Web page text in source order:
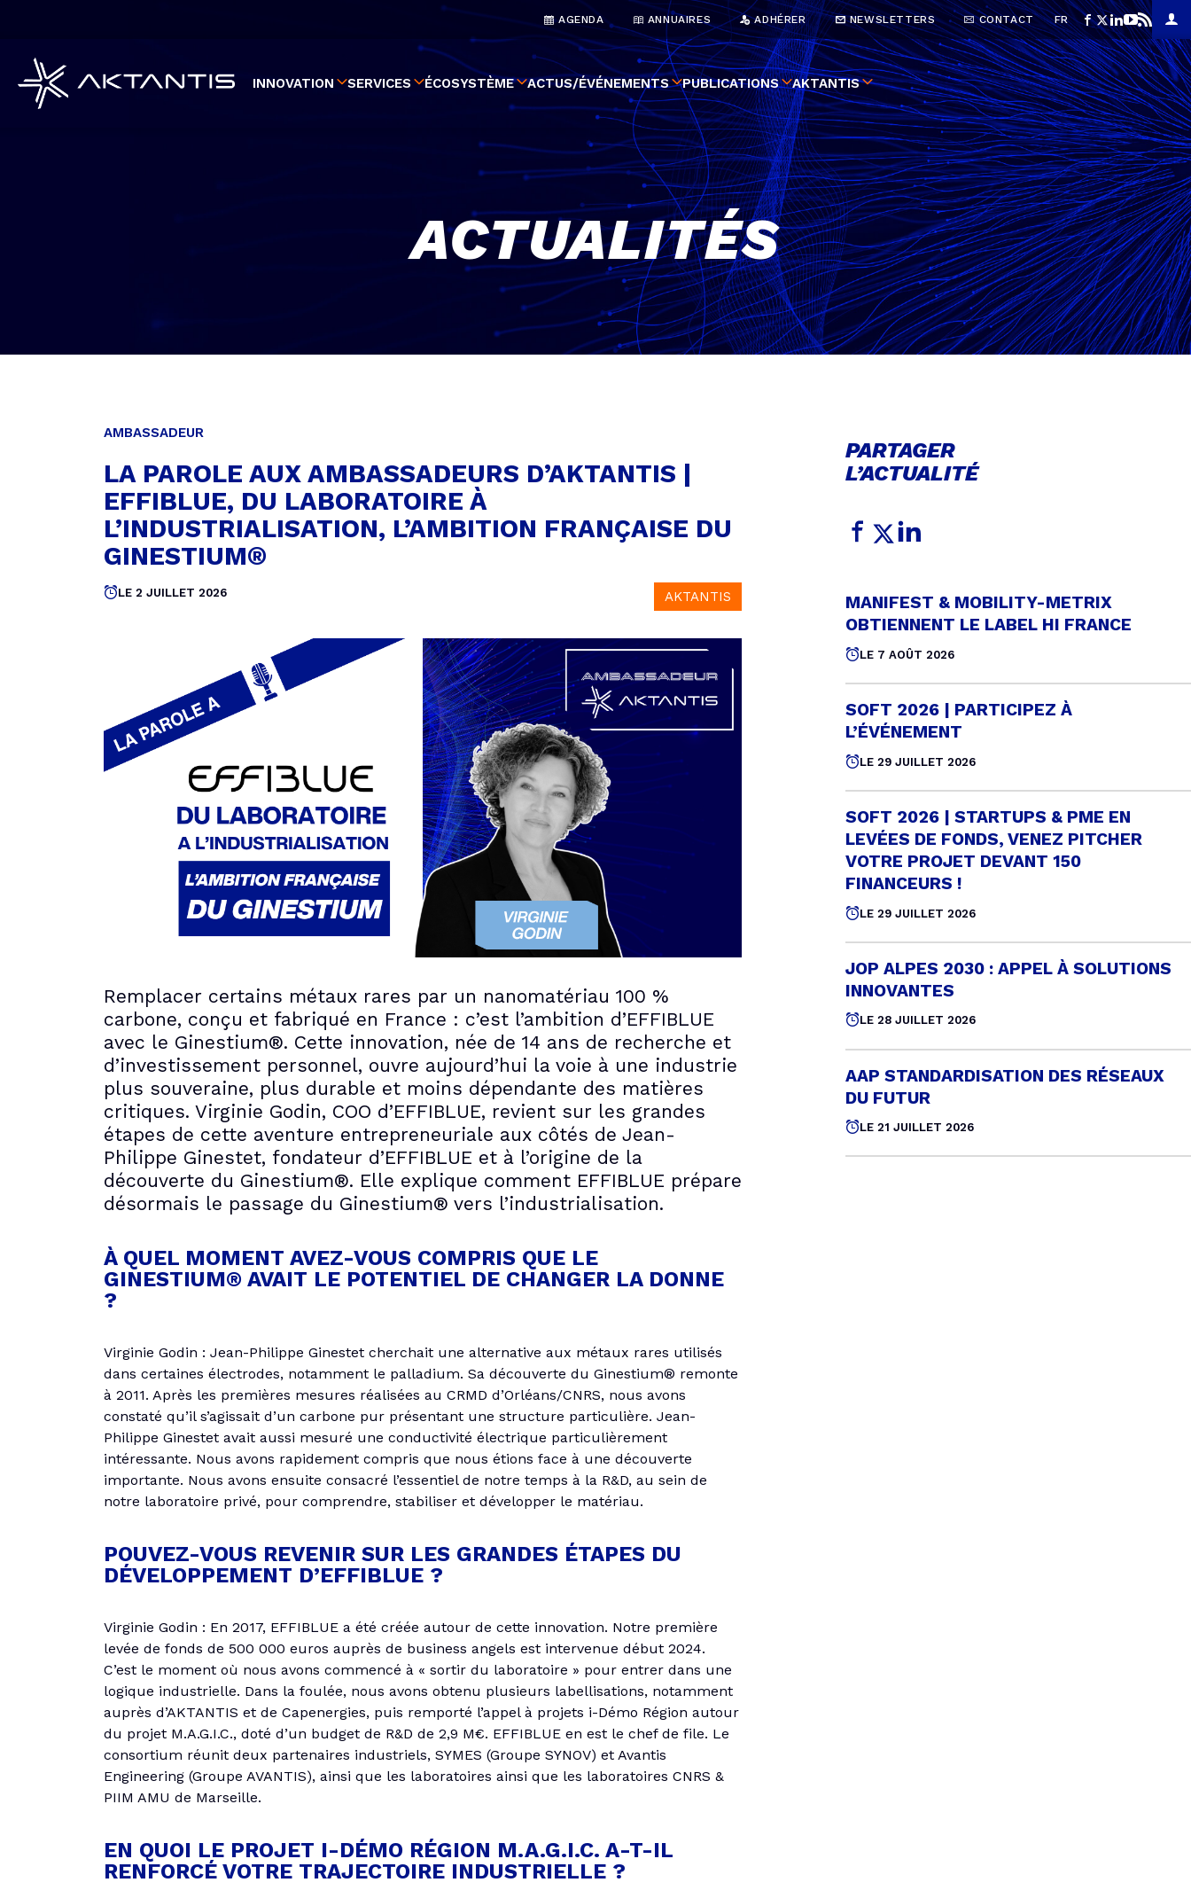
principal
AGENDA ANNUAIRES ADHÉRER NEWSLETTERS CONTACT FR
INNOVATION SERVICES ÉCOSYSTÈME ACTUS/ÉVÉNEMENTS PUBLICATIONS AKTANTIS
ACTUALITÉS
AMBASSADEUR
LA PAROLE AUX AMBASSADEURS D’AKTANTIS |
EFFIBLUE, DU LABORATOIRE À
L’INDUSTRIALISATION, L’AMBITION FRANÇAISE DU
GINESTIUM®
Publié
LE 2 JUILLET 2026 AKTANTIS
Remplacer certains métaux rares par un nanomatériau 100 %
carbone, conçu et fabriqué en France : c’est l’ambition d’EFFIBLUE
avec le Ginestium®. Cette innovation, née de 14 ans de recherche et
d’investissement personnel, ouvre aujourd’hui la voie à une industrie
plus souveraine, plus durable et moins dépendante des matières
critiques. Virginie Godin, COO d’EFFIBLUE, revient sur les grandes
étapes de cette aventure entrepreneuriale aux côtés de Jean-
Philippe Ginestet, fondateur d’EFFIBLUE et à l’origine de la
découverte du Ginestium®. Elle explique comment EFFIBLUE prépare
désormais le passage du Ginestium® vers l’industrialisation.
À QUEL MOMENT AVEZ-VOUS COMPRIS QUE LE
GINESTIUM® AVAIT LE POTENTIEL DE CHANGER LA DONNE
?
Virginie Godin : Jean-Philippe Ginestet cherchait une alternative aux métaux rares utilisés
dans certaines électrodes, notamment le palladium. Sa découverte du Ginestium® remonte
à 2011. Après les premières mesures réalisées au CRMD d’Orléans/CNRS, nous avons
constaté qu’il s’agissait d’un carbone pur présentant une structure particulière. Jean-
Philippe Ginestet avait aussi mesuré une conductivité électrique particulièrement
intéressante. Nous avons rapidement compris que nous étions face à une découverte
importante. Nous avons ensuite consacré l’essentiel de notre temps à la R&D, au sein de
notre laboratoire privé, pour comprendre, stabiliser et développer le matériau.
POUVEZ-VOUS REVENIR SUR LES GRANDES ÉTAPES DU
DÉVELOPPEMENT D’EFFIBLUE ?
Virginie Godin : En 2017, EFFIBLUE a été créée autour de cette innovation. Notre première
levée de fonds de 500 000 euros auprès de business angels est intervenue début 2024.
C’est le moment où nous avons commencé à « sortir du laboratoire » pour entrer dans une
logique industrielle. Dans la foulée, nous avons obtenu plusieurs labellisations, notamment
auprès d’AKTANTIS et de Capenergies, puis remporté l’appel à projets i-Démo Région autour
du projet M.A.G.I.C., doté d’un budget de R&D de 2,9 M€. EFFIBLUE en est le chef de file. Le
consortium réunit deux partenaires industriels, SYMES (Groupe SYNOV) et Avantis
Engineering (Groupe AVANTIS), ainsi que les laboratoires ainsi que les laboratoires CNRS &
PIIM AMU de Marseille.
EN QUOI LE PROJET I-DÉMO RÉGION M.A.G.I.C. A-T-IL
RENFORCÉ VOTRE TRAJECTOIRE INDUSTRIELLE ?
PARTAGER
L’ACTUALITÉ
MANIFEST & MOBILITY-METRIX
OBTIENNENT LE LABEL HI FRANCE
LE 7 AOÛT 2026
SOFT 2026 | PARTICIPEZ À
L’ÉVÉNEMENT
LE 29 JUILLET 2026
SOFT 2026 | STARTUPS & PME EN
LEVÉES DE FONDS, VENEZ PITCHER
VOTRE PROJET DEVANT 150
FINANCEURS !
LE 29 JUILLET 2026
JOP ALPES 2030 : APPEL À SOLUTIONS
INNOVANTES
LE 28 JUILLET 2026
AAP STANDARDISATION DES RÉSEAUX
DU FUTUR
LE 21 JUILLET 2026